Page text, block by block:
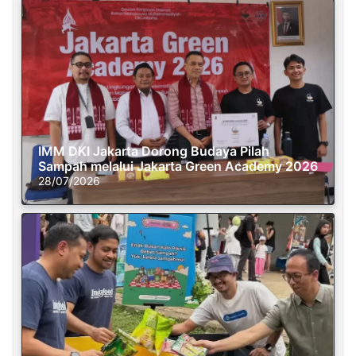
IMM DKI Jakarta Dorong Budaya Pilah
Sampah melalui Jakarta Green Academy 2026
28/07/2026